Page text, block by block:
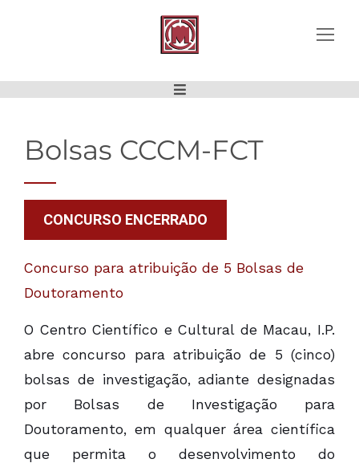
Bolsas CCCM-FCT
CONCURSO ENCERRADO
Concurso para atribuição de 5 Bolsas de
Doutoramento
O Centro Científico e Cultural de Macau, I.P.
abre concurso para atribuição de 5 (cinco)
bolsas de investigação, adiante designadas
por Bolsas de Investigação para
Doutoramento, em qualquer área científica
que permita o desenvolvimento do